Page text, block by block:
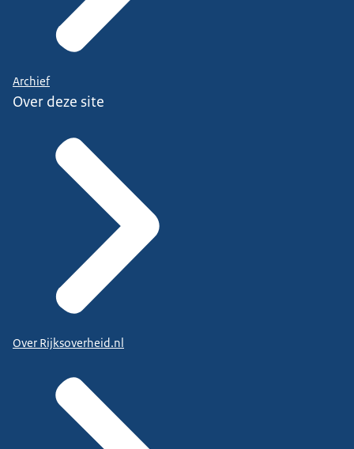
Archief
Over deze site
Over Rijksoverheid.nl